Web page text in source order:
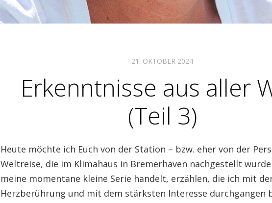
21. OKTOBER 2024
Erkenntnisse aus aller
(Teil 3)
Heute möchte ich Euch von der Station – bzw. eher von der
Weltreise, die im Klimahaus in Bremerhaven nachgestellt
meine momentane kleine Serie handelt, erzählen, die ich mit
Herzberührung und mit dem stärksten Interesse durchgangen